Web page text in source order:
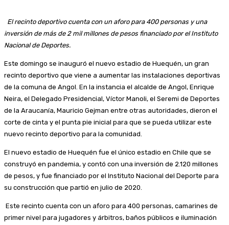
El recinto deportivo cuenta con un aforo para 400 personas y una
inversión de más de 2 mil millones de pesos financiado por el Instituto
Nacional de Deportes.
Este domingo se inauguró el nuevo estadio de Huequén, un gran
recinto deportivo que viene a aumentar las instalaciones deportivas
de la comuna de Angol. En la instancia el alcalde de Angol, Enrique
Neira, el Delegado Presidencial, Víctor Manoli, el Seremi de Deportes
de la Araucanía, Mauricio Gejman entre otras autoridades, dieron el
corte de cinta y el punta pie inicial para que se pueda utilizar este
nuevo recinto deportivo para la comunidad.
El nuevo estadio de Huequén fue el único estadio en Chile que se
construyó en pandemia, y contó con una inversión de 2.120 millones
de pesos, y fue financiado por el Instituto Nacional del Deporte para
su construcción que partió en julio de 2020.
Este recinto cuenta con un aforo para 400 personas, camarines de
primer nivel para jugadores y árbitros, baños públicos e iluminación